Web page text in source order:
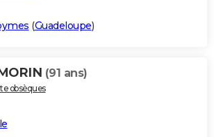
(Guadeloupe)
(91 ans)
obsèques